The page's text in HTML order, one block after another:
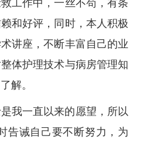
工作中，一丝不苟，有条
和好评，同时，本人积极
讲座，不断丰富自己的业
体护理技术与病房管理知
解。
我一直以来的愿望，所以
告诫自己要不断努力，为